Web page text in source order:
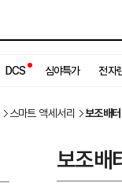
DCS 심야특가 전자
스마트 액세서리 보조배
보조배